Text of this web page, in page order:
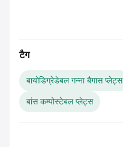
टैग
बायोडिग्रेडेबल गन्ना बैगास प्लेट्स
बांस कम्पोस्टेबल प्लेट्स